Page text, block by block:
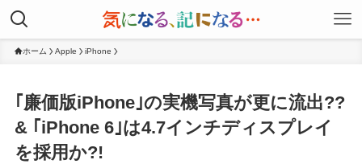
ホーム Apple iPhone
｢廉価版iPhone｣の実機写真が更に流出??
& ｢iPhone 6｣は4.7インチディスプレイ
を採用か?!